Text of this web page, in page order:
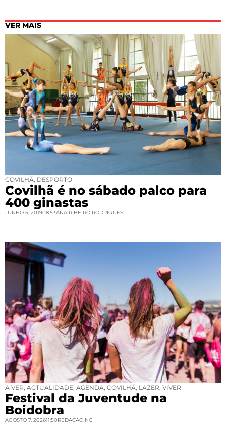
VER MAIS
COVILHÃ DESPORTO
Covilhã é no sábado palco para
400 ginastas
JUNHO 5, 201908:53ANA RIBEIRO RODRIGUES
A VER ACTUALIDADE AGENDA COVILHÃ LAZER VIVER
Festival da Juventude na
Boidobra
AGOSTO 7, 202611:50REDACAO NC